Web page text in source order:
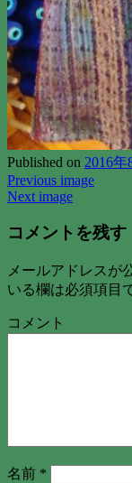
Published on 2016年
Previous image
Next image
コメントを残す
メールアドレスが
いる欄は必須項目
コメント
名前 *